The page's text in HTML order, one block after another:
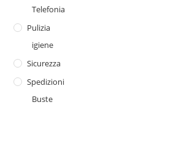
Telefonia
Pulizia
igiene
Sicurezza
Spedizioni
Buste